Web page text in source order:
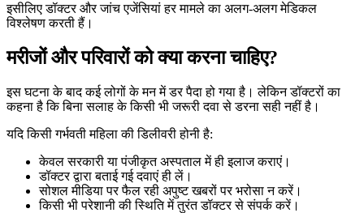
इसीलिए डॉक्टर और जांच एजेंसियां हर मामले का अलग-अलग मेडिकल
विश्लेषण करती हैं।
मरीजों और परिवारों को क्या करना चाहिए?
इस घटना के बाद कई लोगों के मन में डर पैदा हो गया है। लेकिन डॉक्टरों का
कहना है कि बिना सलाह के किसी भी जरूरी दवा से डरना सही नहीं है।
यदि किसी गर्भवती महिला की डिलीवरी होनी है:
केवल सरकारी या पंजीकृत अस्पताल में ही इलाज कराएं।
डॉक्टर द्वारा बताई गई दवाएं ही लें।
सोशल मीडिया पर फैल रही अपुष्ट खबरों पर भरोसा न करें।
किसी भी परेशानी की स्थिति में तुरंत डॉक्टर से संपर्क करें।